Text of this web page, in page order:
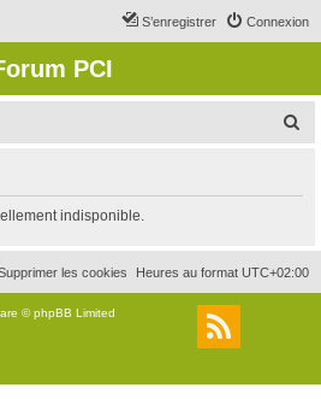
Connexion
S’enregistrer
PCI
r
c
r
indisponible.
Heures au format UTC+02:00
les cookies
© phpBB Limited